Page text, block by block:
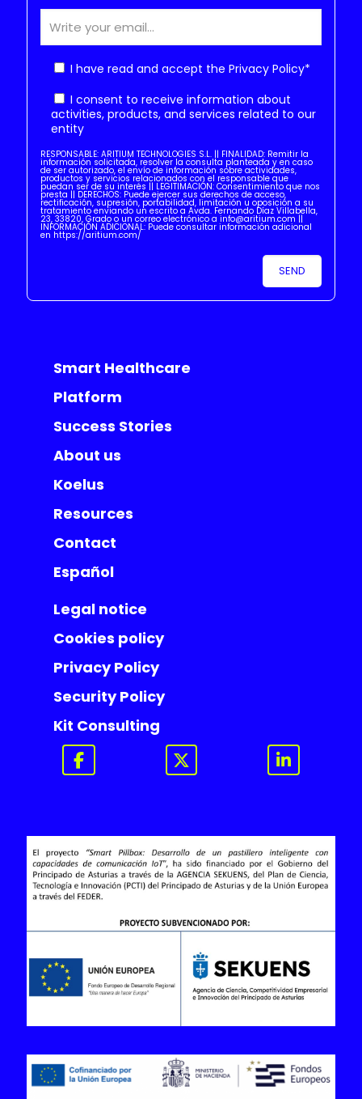
I have read and accept the Privacy Policy*
I consent to receive information about
activities, products, and services related to our
entity
RESPONSABLE: ARITIUM TECHNOLOGIES S.L. || FINALIDAD: Remitir la
información solicitada, resolver la consulta planteada y en caso
de ser autorizado, el envío de información sobre actividades,
productos y servicios relacionados con el responsable que
puedan ser de su interés || LEGITIMACIÓN: Consentimiento que nos
presta || DERECHOS: Puede ejercer sus derechos de acceso,
rectificación, supresión, portabilidad, limitación u oposición a su
tratamiento enviando un escrito a Avda. Fernando Díaz Villabella,
23, 33820, Grado o un correo electrónico a info@aritium.com ||
INFORMACIÓN ADICIONAL: Puede consultar información adicional
en https://aritium.com/
Smart Healthcare
Platform
Success Stories
About us
Koelus
Resources
Contact
Español
Legal notice
Cookies policy
Privacy Policy
Security Policy
Kit Consulting